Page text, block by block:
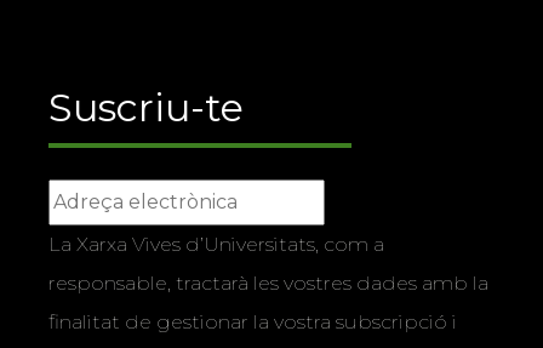
Suscriu-te
La Xarxa Vives d’Universitats, com a
responsable, tractarà les vostres dades amb la
finalitat de gestionar la vostra subscripció i